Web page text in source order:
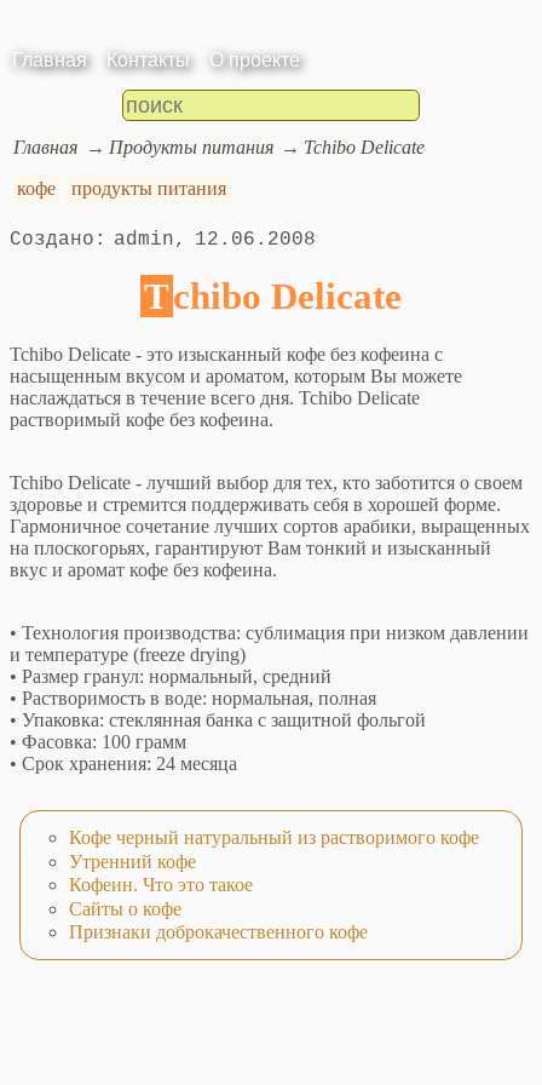
Главная Контакты О проекте
Главная Продукты питания
Tchibo Delicate
кофе
продукты питания
admin 12.06.2008
Tchibo Delicate
Tchibo Delicate - это изысканный кофе без кофеина с
насыщенным вкусом и ароматом, которым Вы можете
наслаждаться в течение всего дня. Tchibo Delicate
растворимый кофе без кофеина.
Tchibo Delicate - лучший выбор для тех, кто заботится о своем
здоровье и стремится поддерживать себя в хорошей форме.
Гармоничное сочетание лучших сортов арабики, выращенных
на плоскогорьях, гарантируют Вам тонкий и изысканный
вкус и аромат кофе без кофеина.
• Технология производства: сублимация при низком давлении
и температуре (freeze drying)
• Размер гранул: нормальный, средний
• Растворимость в воде: нормальная, полная
• Упаковка: стеклянная банка с защитной фольгой
• Фасовка: 100 грамм
• Срок хранения: 24 месяца
Кофе черный натуральный из растворимого кофе
Утренний кофе
Кофеин. Что это такое
Сайты о кофе
Признаки доброкачественного кофе